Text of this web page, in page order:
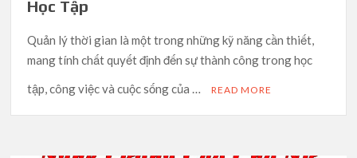
Học Tập
Quản lý thời gian là một trong những kỹ năng cần thiết,
mang tính chất quyết định đến sự thành công trong học
tập, công việc và cuộc sống của …
READ MORE